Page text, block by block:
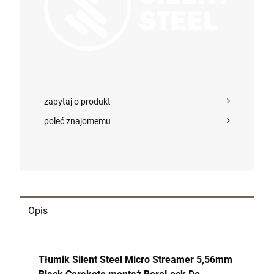
zapytaj o produkt
poleć znajomemu
Opis
Tłumik Silent Steel Micro Streamer 5,56mm